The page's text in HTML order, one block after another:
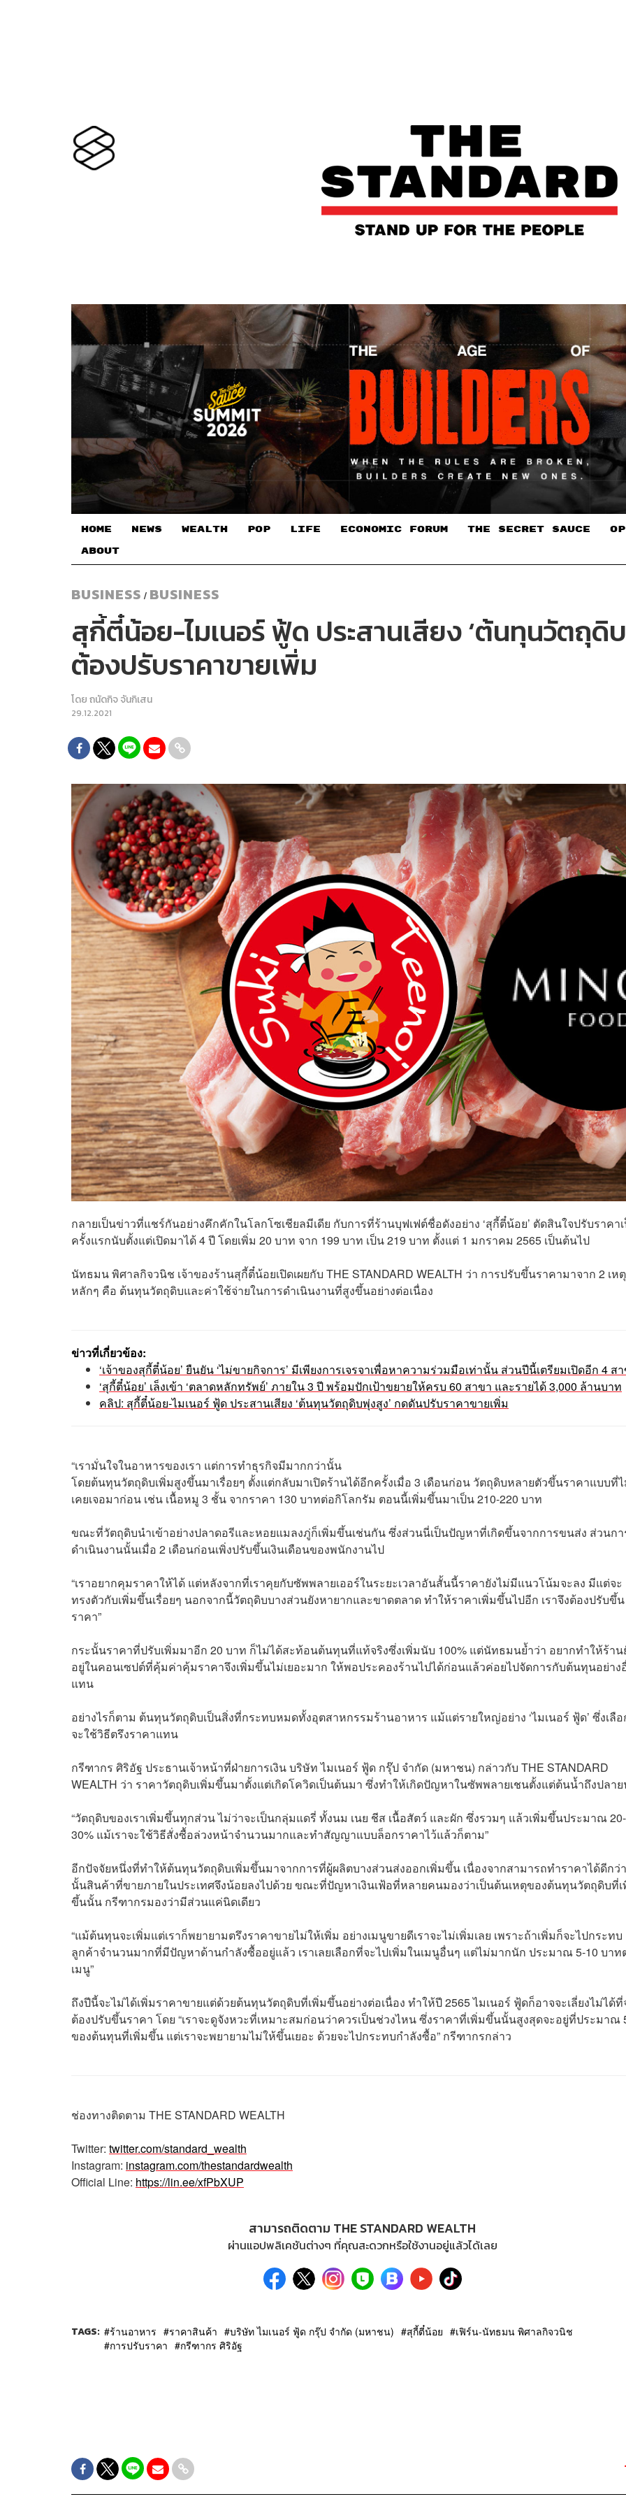
HOME NEWS WEALTH POP LIFE ECONOMIC FORUM THE SECRET SAUCE​
ABOUT
BUSINESS / BUSINESS
สุกี้ตี๋น้อย-ไมเนอร์ ฟู้ด ประสานเสียง ‘ต้นทุนวัตถุดิ
ต้องปรับราคาขายเพิ่ม
โดยถนัดกิจ จันกิเสน
29.12.2021
กลายเป็นข่าวที่แชร์กันอย่างคึกคักในโลกโซเชียลมีเดีย กับการที่ร้านบุฟเฟต์ชื่อดังอย่าง ‘สุกี้ตี๋น้อย’ ตัดสินใจปรับราคา
ครั้งแรกนับตั้งแต่เปิดมาได้ 4 ปี โดยเพิ่ม 20 บาท จาก 199 บาท เป็น 219 บาท ตั้งแต่ 1 มกราคม 2565 เป็นต้นไป
นัทธมน พิศาลกิจวนิช เจ้าของร้านสุกี้ตี๋น้อยเปิดเผยกับ THE STANDARD WEALTH ว่า การปรับขึ้นราคามาจาก 2 เห
หลักๆ คือ ต้นทุนวัตถุดิบและค่าใช้จ่ายในการดำเนินงานที่สูงขึ้นอย่างต่อเนื่อง
ข่าวที่เกี่ยวข้อง:
‘เจ้าของสุกี้ตี๋น้อย’ ยืนยัน ‘ไม่ขายกิจการ’ มีเพียงการเจรจาเพื่อหาความร่วมมือเท่านั้น ส่วนปีนี้เตรียมเปิดอีก 4 ส
‘สุกี้ตี๋น้อย’ เล็งเข้า ‘ตลาดหลักทรัพย์’ ภายใน 3 ปี พร้อมปักเป้าขยายให้ครบ 60 สาขา และรายได้ 3,000 ล้านบาท
คลิป: สุกี้ตี๋น้อย-ไมเนอร์ ฟู้ด ประสานเสียง ‘ต้นทุนวัตถุดิบพุ่งสูง’ กดดันปรับราคาขายเพิ่ม
“เรามั่นใจในอาหารของเรา แต่การทำธุรกิจมีมากกว่านั้น
โดยต้นทุนวัตถุดิบเพิ่มสูงขึ้นมาเรื่อยๆ ตั้งแต่กลับมาเปิดร้านได้อีกครั้งเมื่อ 3 เดือนก่อน วัตถุดิบหลายตัวขึ้นราคาแบบที่
เคยเจอมาก่อน เช่น เนื้อหมู 3 ชั้น จากราคา 130 บาทต่อกิโลกรัม ตอนนี้เพิ่มขึ้นมาเป็น 210-220 บาท
ขณะที่วัตถุดิบนำเข้าอย่างปลาดอรีและหอยแมลงภู่ก็เพิ่มขึ้นเช่นกัน ซึ่งส่วนนี่เป็นปัญหาที่เกิดขึ้นจากการขนส่ง ส่วนก
ดำเนินงานนั้นเมื่อ 2 เดือนก่อนเพิ่งปรับขึ้นเงินเดือนของพนักงานไป
“เราอยากคุมราคาให้ได้ แต่หลังจากที่เราคุยกับซัพพลายเออร์ในระยะเวลาอันสั้นนี้ราคายังไม่มีแนวโน้มจะลง มีแต่จะ
ทรงตัวกับเพิ่มขึ้นเรื่อยๆ นอกจากนี้วัตถุดิบบางส่วนยังหายากและขาดตลาด ทำให้ราคาเพิ่มขึ้นไปอีก เราจึงต้องปรับขึ้น
ราคา”
กระนั้นราคาที่ปรับเพิ่มมาอีก 20 บาท ก็ไม่ได้สะท้อนต้นทุนที่แท้จริงซึ่งเพิ่มนับ 100% แต่นัทธมนย้ำว่า อยากทำให้ร้าน
อยู่ในคอนเซปต์ที่คุ้มค่าคุ้มราคาจึงเพิ่มขึ้นไม่เยอะมาก ให้พอประคองร้านไปได้ก่อนแล้วค่อยไปจัดการกับต้นทุนอย่าง
แทน
อย่างไรก็ตาม ต้นทุนวัตถุดิบเป็นสิ่งที่กระทบหมดทั้งอุตสาหกรรมร้านอาหาร แม้แต่รายใหญ่อย่าง ‘ไมเนอร์ ฟู้ด’ ซึ่งเลื
จะใช้วิธีตรึงราคาแทน
กรีฑากร ศิริอัฐ ประธานเจ้าหน้าที่ฝ่ายการเงิน บริษัท ไมเนอร์ ฟู้ด กรุ๊ป จำกัด (มหาชน) กล่าวกับ THE STANDARD
WEALTH ว่า ราคาวัตถุดิบเพิ่มขึ้นมาตั้งแต่เกิดโควิดเป็นต้นมา ซึ่งทำให้เกิดปัญหาในซัพพลายเชนตั้งแต่ต้นน้ำถึงปลา
“วัตถุดิบของเราเพิ่มขึ้นทุกส่วน ไม่ว่าจะเป็นกลุ่มแดรี่ ทั้งนม เนย ชีส เนื้อสัตว์ และผัก ซึ่งรวมๆ แล้วเพิ่มขึ้นประมาณ 20-
30% แม้เราจะใช้วิธีสั่งซื้อล่วงหน้าจำนวนมากและทำสัญญาแบบล็อกราคาไว้แล้วก็ตาม”
อีกปัจจัยหนึ่งที่ทำให้ต้นทุนวัตถุดิบเพิ่มขึ้นมาจากการที่ผู้ผลิตบางส่วนส่งออกเพิ่มขึ้น เนื่องจากสามารถทำราคาได้ดีกว่
นั้นสินค้าที่ขายภายในประเทศจึงน้อยลงไปด้วย ขณะที่ปัญหาเงินเฟ้อที่หลายคนมองว่าเป็นต้นเหตุของต้นทุนวัตถุดิบที่
ขึ้นนั้น กรีฑากรมองว่ามีส่วนแค่นิดเดียว
“แม้ต้นทุนจะเพิ่มแต่เราก็พยายามตรึงราคาขายไม่ให้เพิ่ม อย่างเมนูขายดีเราจะไม่เพิ่มเลย เพราะถ้าเพิ่มก็จะไปกระทบ
ลูกค้าจำนวนมากที่มีปัญหาด้านกำลังซื้ออยู่แล้ว เราเลยเลือกที่จะไปเพิ่มในเมนูอื่นๆ แต่ไม่มากนัก ประมาณ 5-10 บาท
เมนู”
ถึงปีนี้จะไม่ได้เพิ่มราคาขายแต่ด้วยต้นทุนวัตถุดิบที่เพิ่มขึ้นอย่างต่อเนื่อง ทำให้ปี 2565 ไมเนอร์ ฟู้ดก็อาจจะเลี่ยงไม่ได้ที่
ต้องปรับขึ้นราคา โดย “เราจะดูจังหวะที่เหมาะสมก่อนว่าควรเป็นช่วงไหน ซึ่งราคาที่เพิ่มขึ้นนั้นสูงสุดจะอยู่ที่ประมาณ
ของต้นทุนที่เพิ่มขึ้น แต่เราจะพยายามไม่ให้ขึ้นเยอะ ด้วยจะไปกระทบกำลังซื้อ” กรีฑากรกล่าว
ช่องทางติดตาม THE STANDARD WEALTH
Twitter: twitter.com/standard_wealth
Instagram: instagram.com/thestandardwealth
Official Line: https://lin.ee/xfPbXUP
สามารถติดตาม THE STANDARD WEALTH
ผ่านแอปพลิเคชันต่างๆ ที่คุณสะดวกหรือใช้งานอยู่แล้วได้เลย
TAGS: ร้านอาหาร ราคาสินค้า บริษัท ไมเนอร์ ฟู้ด กรุ๊ป จำกัด (มหาชน) สุกี้ตี๋น้อย
เฟิร์น-นัทธมน พิศาลกิจวนิช
การปรับราคา
กรีฑากร ศิริอัฐ